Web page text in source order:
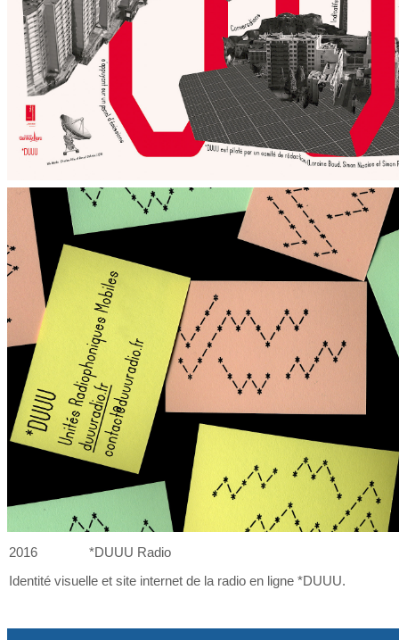
2016
*DUUU Radio
Identité visuelle et site internet de la radio en ligne *DUUU.